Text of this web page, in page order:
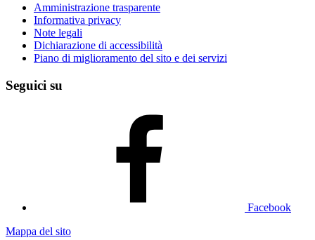
Amministrazione trasparente
Informativa privacy
Note legali
Dichiarazione di accessibilità
Piano di miglioramento del sito e dei servizi
Seguici su
Facebook
Mappa del sito